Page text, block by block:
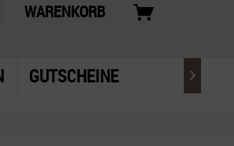
WARENKORB
GUTSCHEINE 